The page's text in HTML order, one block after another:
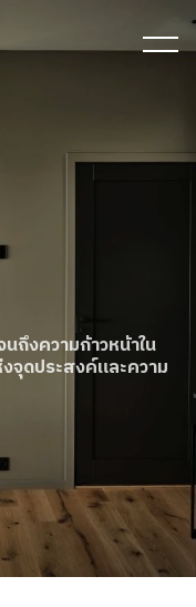
ถึงความก้าวหน้าใน
จุดประสงค์และความ